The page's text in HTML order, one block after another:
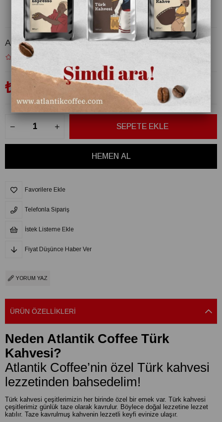
Atlantik Türk Kahvesi Çekirdeği 1000 Gr
₺720,00
Favorilere Ekle
Telefonla Sipariş
İstek Listeme Ekle
Fiyat Düşünce Haber Ver
YORUM YAZ
ÜRÜN ÖZELLIKLERI
Neden Atlantik Coffee Türk
Kahvesi?
Atlantik Coffee’nin özel Türk kahvesi
lezzetinden bahsedelim!
Türk kahvesi çeşitlerimizin her birinde özel bir emek var. Türk kahvesi
çeşitlerimiz günlük taze olarak kavrulur. Böylece doğal lezzetine lezzet
katılır. Taze kavrulmuş kahvenin lezzetli keyfi evinize ulaşır.